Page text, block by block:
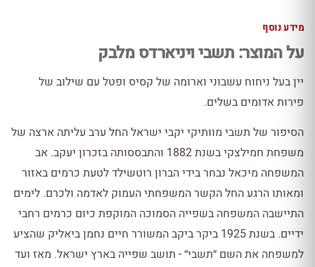
מידע נוסף
על המוצר: תשבי ויניארדס מלבק
יין בעל ניחוח עשבוני וארומה של קסיס ופטל עם שילוב של
פירות אדומים בשלים.
הסיפור של תשבי מוותיקי יקבי ישראל החל ערב עליתה ארצה של
משפחת חמילצקי בשנת 1882 והתבססותה בזכרון יעקב. אב
המשפחה מיכאל נבחר בידי הברון רוטשילד לטעת כרמים באזור
ומאותו הרגע החל הקשר המשפחתי העמוק לאדמה ולכרם. לימים
התיישבה המשפחה בשפייה הסמוכה המוקפת כיום כרמים רחבי
ידיים. בשנת 1925 ביקר ביקב המשורר חיים נחמן ביאליק שהציע
למשפחה את השם ״תשבי״ - תושב שפייה בארץ ישראל. מאז ועד